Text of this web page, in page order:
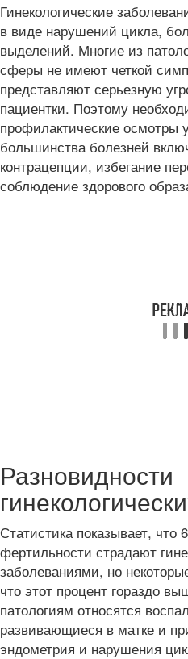
Гинекологические
в виде нарушений цикла,
выделений. Многие из
сферы не имеют четкой
представляют серьезную
пациентки. Поэтому
профилактические осмотры
большинства болезней
контрацепции, избегание
соблюдение здорового
Разновидности
Статистика показывает,
фертильности страдают
заболеваниями, но
что этот процент гораздо
патологиям относятся
развивающиеся в матке и
эндометрия и нарушения